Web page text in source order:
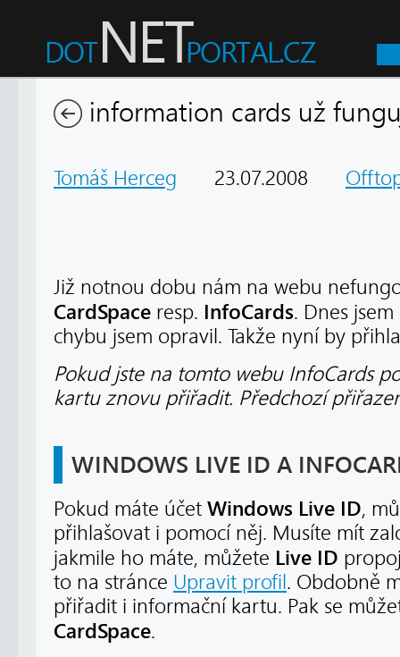
information cards už
Tomáš Herceg 23.07.2008
Již notnou dobu nám na webu
CardSpace resp. InfoCards. Dnes
chybu jsem opravil. Takže nyní by
Pokud jste na tomto webu InfoCards
kartu znovu přiřadit. Předchozí
WINDOWS LIVE ID A
Pokud máte účet Windows Live ID,
přihlašovat i pomocí něj. Musíte mít
jakmile ho máte, můžete Live ID
to na stránce Upravit profil . Obdobně
přiřadit i informační kartu. Pak se
CardSpace.